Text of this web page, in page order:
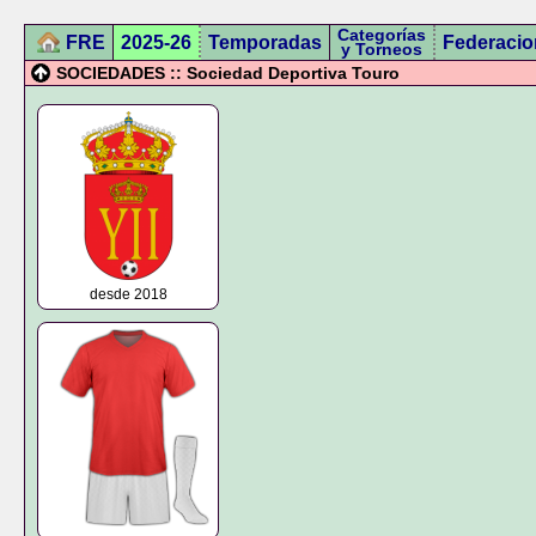
FRE 2025-26 Temporadas Categorías
y Torneos
SOCIEDADES :: Sociedad Deportiva Touro
desde 2018